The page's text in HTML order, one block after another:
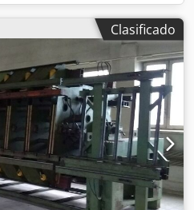
Clasificado